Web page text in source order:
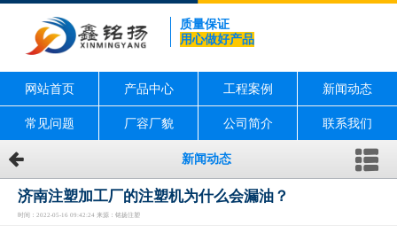
质量保证
用心做好产品
网站首页 产品中心 工程案例 新闻动态
常见问题 厂容厂貌 公司简介 联系我们
新闻动态
济南注塑加工厂的注塑机为什么会漏油？
时间：2022-05-16 09:42:24 来源：铭扬注塑